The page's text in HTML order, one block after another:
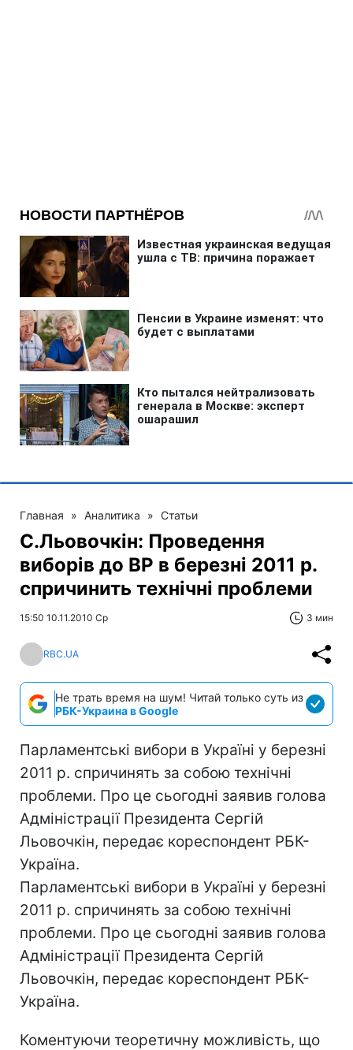
Главная » Аналитика » Статьи
С.Льовочкін: Проведення
виборів до ВР в березні 2011 р.
спричинить технічні проблеми
15:50 10.11.2010 Ср 3 мин
RBC.UA
Не трать время на шум! Читай только суть из
РБК-Украина в Google
Парламентські вибори в Україні у березні
2011 р. спричинять за собою технічні
проблеми. Про це сьогодні заявив голова
Адміністрації Президента Сергій
Льовочкін, передає кореспондент РБК-
Україна.
Парламентські вибори в Україні у березні
2011 р. спричинять за собою технічні
проблеми. Про це сьогодні заявив голова
Адміністрації Президента Сергій
Льовочкін, передає кореспондент РБК-
Україна.
Коментуючи теоретичну можливість, що